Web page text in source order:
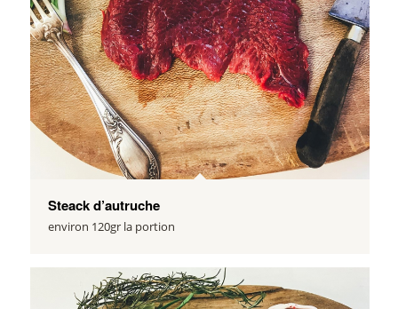
Steack d’autruche
environ 120gr la portion